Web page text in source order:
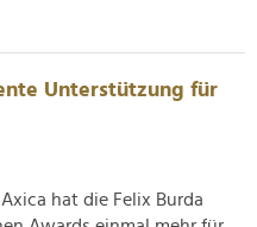
Unterstützung für
hat die Felix Burda